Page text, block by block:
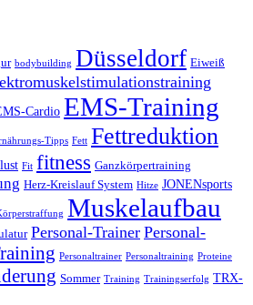
bodybuilding Düsseldorf Eiweiß
Cardio EMS-Training
Tipps Fett Fettreduktion
Fit fitness Ganzkörpertraining
Herz-Kreislauf System Hitze JONENsports
Muskelaufbau
Personal-Trainer Personal-
Personaltrainer Personaltraining Proteine
Sommer Training Trainingserfolg TRX-